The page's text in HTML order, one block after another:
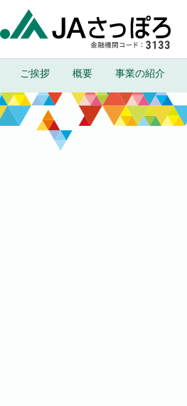
メインナビゲーション
ご挨拶 概要 事業の紹介
虹のしずく 札幌協同振興株式会社